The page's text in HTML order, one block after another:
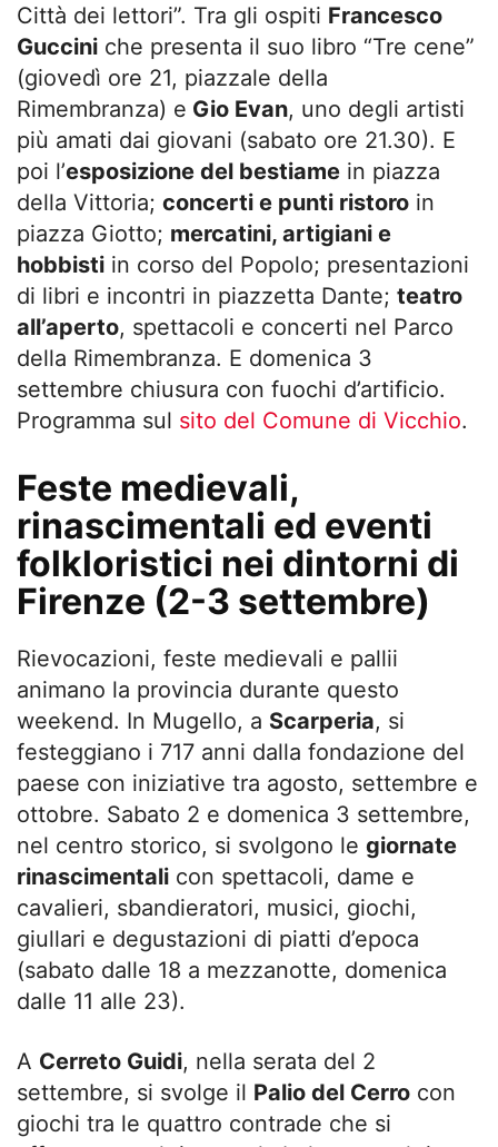
Città dei lettori”. Tra gli ospiti Francesco
Guccini che presenta il suo libro “Tre cene”
(giovedì ore 21, piazzale della
Rimembranza) e Gio Evan, uno degli artisti
più amati dai giovani (sabato ore 21.30). E
poi l’esposizione del bestiame in piazza
della Vittoria; concerti e punti ristoro in
piazza Giotto; mercatini, artigiani e
hobbisti in corso del Popolo; presentazioni
di libri e incontri in piazzetta Dante; teatro
all’aperto, spettacoli e concerti nel Parco
della Rimembranza. E domenica 3
settembre chiusura con fuochi d’artificio.
Programma sul sito del Comune di Vicchio.
Feste medievali,
rinascimentali ed eventi
folkloristici nei dintorni di
Firenze (2-3 settembre)
Rievocazioni, feste medievali e pallii
animano la provincia durante questo
weekend. In Mugello, a Scarperia, si
festeggiano i 717 anni dalla fondazione del
paese con iniziative tra agosto, settembre e
ottobre. Sabato 2 e domenica 3 settembre,
nel centro storico, si svolgono le giornate
rinascimentali con spettacoli, dame e
cavalieri, sbandieratori, musici, giochi,
giullari e degustazioni di piatti d’epoca
(sabato dalle 18 a mezzanotte, domenica
dalle 11 alle 23).
A Cerreto Guidi, nella serata del 2
settembre, si svolge il Palio del Cerro con
giochi tra le quattro contrade che si